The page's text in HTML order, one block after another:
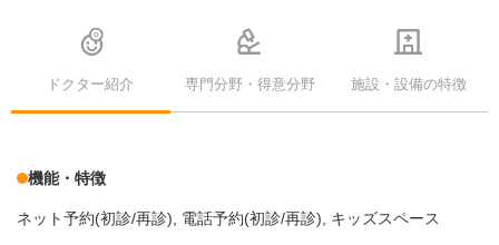
ドクター紹介 専門分野・得意分野 施設・設備の特徴
機能・特徴
ネット予約(初診/再診) 電話予約(初診/再診) キッズスペース